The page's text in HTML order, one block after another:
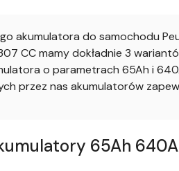
akumulatora do samochodu
CC mamy dokładnie 3
o parametrach 65Ah i
przez nas akumulatorów
65Ah